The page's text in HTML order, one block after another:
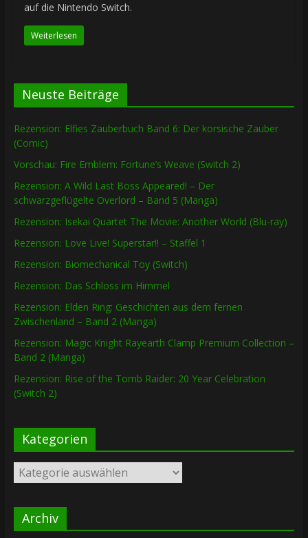
auf die Nintendo Switch.
Weiterlesen
Neuste Beiträge
Rezension: Elfies Zauberbuch Band 6: Der korsische Zauber
(Comic)
Vorschau: Fire Emblem: Fortune’s Weave (Switch 2)
Rezension: A Wild Last Boss Appeared! – Der
schwarzgeflügelte Overlord – Band 5 (Manga)
Rezension: Isekai Quartet The Movie: Another World (Blu-ray)
Rezension: Love Live! Superstar!! – Staffel 1
Rezension: Biomechanical Toy (Switch)
Rezension: Das Schloss im Himmel
Rezension: Elden Ring: Geschichten aus dem fernen
Zwischenland – Band 2 (Manga)
Rezension: Magic Knight Rayearth Clamp Premium Collection –
Band 2 (Manga)
Rezension: Rise of the Tomb Raider: 20 Year Celebration
(Switch 2)
Kategorien
Kategorien
Archiv